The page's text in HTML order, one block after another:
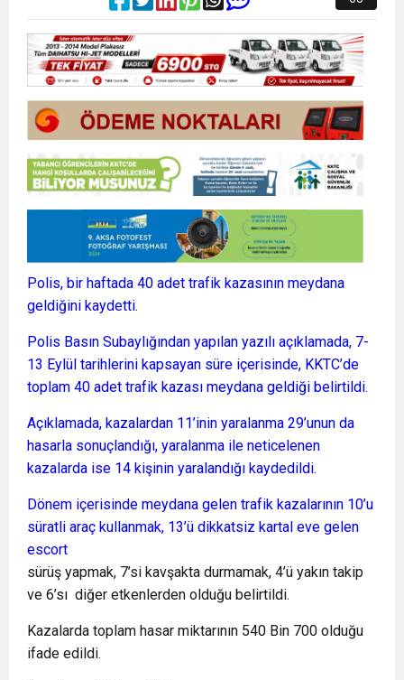
Polis, bir haftada 40 adet trafik kazasının meydana
geldiğini kaydetti.
Polis Basın Subaylığından yapılan yazılı açıklamada, 7-
13 Eylül tarihlerini kapsayan süre içerisinde, KKTC’de
toplam 40 adet trafik kazası meydana geldiği belirtildi.
Açıklamada, kazalardan 11’inin yaralanma 29’unun da
hasarla sonuçlandığı, yaralanma ile neticelenen
kazalarda ise 14 kişinin yaralandığı kaydedildi.
Dönem içerisinde meydana gelen trafik kazalarının 10’u
süratli araç kullanmak, 13’ü dikkatsiz kartal eve gelen
escort
sürüş yapmak, 7’si kavşakta durmamak, 4’ü yakın takip
ve 6’sı diğer etkenlerden olduğu belirtildi.
Kazalarda toplam hasar miktarının 540 Bin 700 olduğu
ifade edildi.